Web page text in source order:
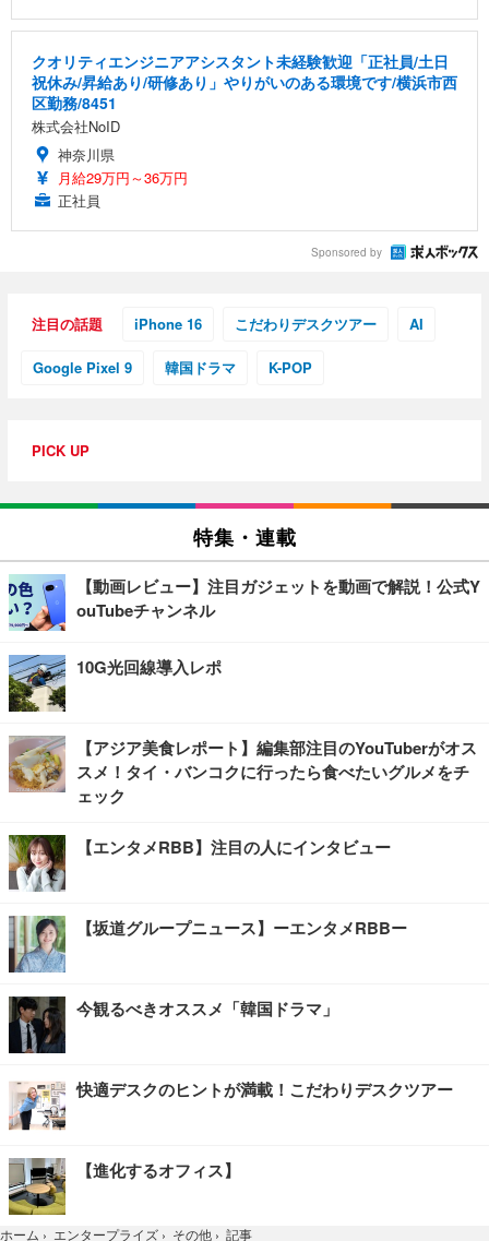
クオリティエンジニアアシスタント未経験歓迎「正社員/土日
祝休み/昇給あり/研修あり」やりがいのある環境です/横浜市西
区勤務/8451
株式会社NoID
神奈川県
月給29万円～36万円
正社員
Sponsored by
注目の話題 iPhone 16 こだわりデスクツアー AI
Google Pixel 9 韓国ドラマ K-POP
PICK UP
特集・連載
【動画レビュー】注目ガジェットを動画で解説！公式Y
ouTubeチャンネル
10G光回線導入レポ
【アジア美食レポート】編集部注目のYouTuberがオス
スメ！タイ・バンコクに行ったら食べたいグルメをチ
ェック
【エンタメRBB】注目の人にインタビュー
【坂道グループニュース】ーエンタメRBBー
今観るべきオススメ「韓国ドラマ」
快適デスクのヒントが満載！こだわりデスクツアー
【進化するオフィス】
ホーム › エンタープライズ › その他 › 記事